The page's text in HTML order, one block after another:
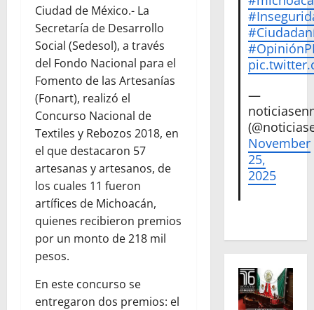
Ciudad de México.- La
Secretaría de Desarrollo
Social (Sedesol), a través
del Fondo Nacional para el
Fomento de las Artesanías
(Fonart), realizó el
Concurso Nacional de
Textiles y Rebozos 2018, en
el que destacaron 57
artesanas y artesanos, de
los cuales 11 fueron
artífices de Michoacán,
quienes recibieron premios
por un monto de 218 mil
pesos.
En este concurso se
entregaron dos premios: el
—
November
25,
2025